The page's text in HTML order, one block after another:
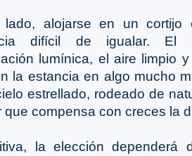
lado, alojarse en un cortijo
difícil de igualar. El
lumínica, el aire limpio
la estancia en algo mucho
estrellado, rodeado de
que compensa con creces la
la elección dependerá